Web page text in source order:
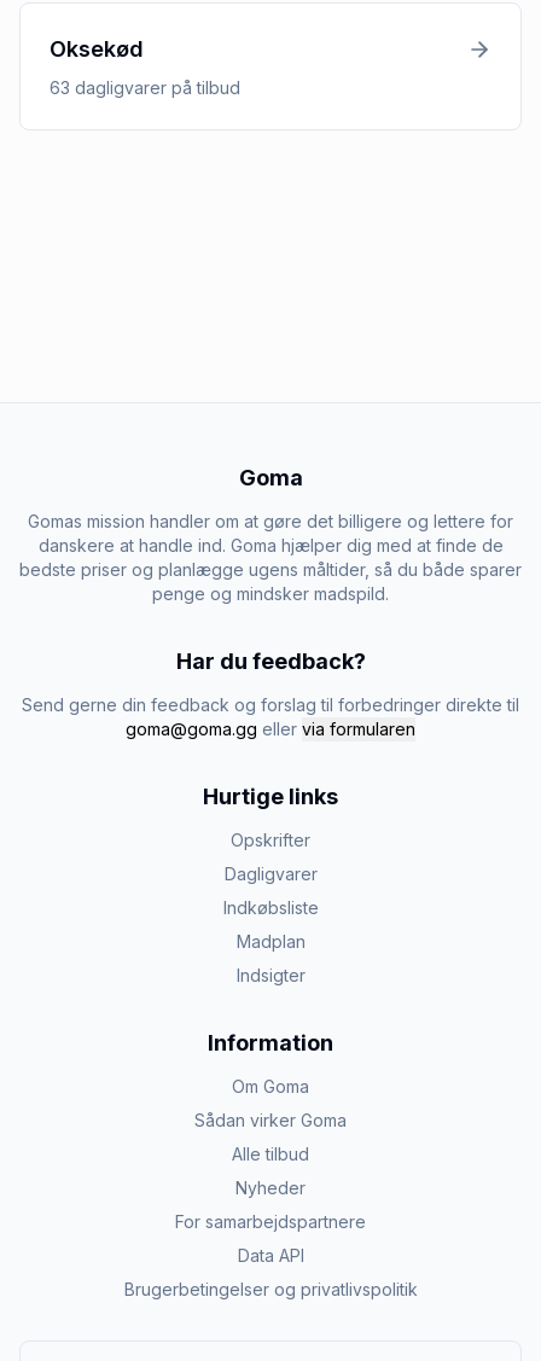
Oksekød
63 dagligvarer på tilbud
Goma
Gomas mission handler om at gøre det billigere og lettere for
danskere at handle ind. Goma hjælper dig med at finde de
bedste priser og planlægge ugens måltider, så du både sparer
penge og mindsker madspild.
Har du feedback?
Send gerne din feedback og forslag til forbedringer direkte til
goma@goma.gg eller via formularen
Hurtige links
Opskrifter
Dagligvarer
Indkøbsliste
Madplan
Indsigter
Information
Om Goma
Sådan virker Goma
Alle tilbud
Nyheder
For samarbejdspartnere
Data API
Brugerbetingelser og privatlivspolitik